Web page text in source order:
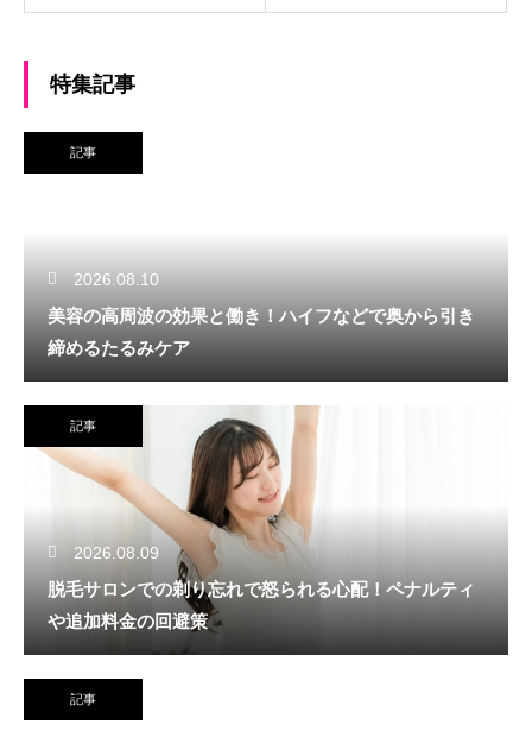
特集記事
記事
2026.08.10
美容の高周波の効果と働き！ハイフなどで奥から引き
締めるたるみケア
記事
2026.08.09
脱毛サロンでの剃り忘れで怒られる心配！ペナルティ
や追加料金の回避策
記事